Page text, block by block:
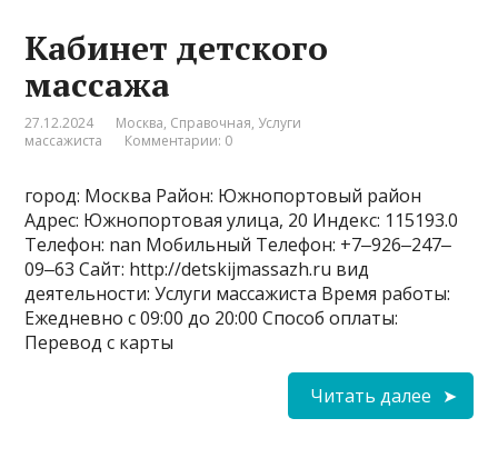
Кабинет детского
массажа
27.12.2024 Москва, Справочная, Услуги
массажиста
Комментарии: 0
город: Москва Район: Южнопортовый район
Адрес: Южнопортовая улица, 20 Индекс: 115193.0
Телефон: nan Мобильный Телефон: +7‒926‒247‒
09‒63 Сайт: http://detskijmassazh.ru вид
деятельности: Услуги массажиста Время работы:
Ежедневно с 09:00 до 20:00 Способ оплаты:
Перевод с карты
Читать далее